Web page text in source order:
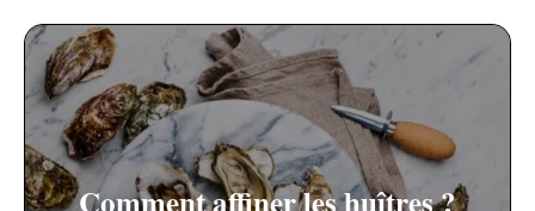
Comment affiner les huîtres ?